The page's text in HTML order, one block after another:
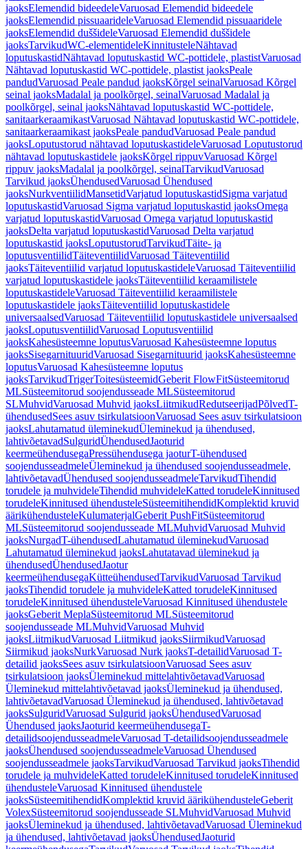
jaoksElemendid bideedeleVaruosad Elemendid bideedele
jaoksElemendid pissuaarideleVaruosad Elemendid pissuaaridele
jaoksElemendid duššideleVaruosad Elemendid duššidele
jaoksTarvikudWC-elementideleKinnitusteleNähtavad
loputuskastidNähtavad loputuskastid WC-pottidele, plastistVaruosad
Nähtavad loputuskastid WC-pottidele, plastist jaoksPeale
pandudVaruosad Peale pandud jaoksKõrgel seinalVaruosad Kõrgel
seinal jaoksMadalal ja poolkõrgel, seinalVaruosad Madalal ja
poolkõrgel, seinal jaoksNähtavad loputuskastid WC-pottidele,
sanitaarkeraamikastVaruosad Nähtavad loputuskastid WC-pottidele,
sanitaarkeraamikast jaoksPeale pandudVaruosad Peale pandud
jaoksLoputustorud nähtavad loputuskastideleVaruosad Loputustorud
nähtavad loputuskastidele jaoksKõrgel rippuvVaruosad Kõrgel
rippuv jaoksMadalal ja poolkõrgel, seinalTarvikudVaruosad
Tarvikud jaoksÜhendusedVaruosad Ühendused
jaoksNurkventiilidMansetidVarjatud loputuskastidSigma varjatud
loputuskastidVaruosad Sigma varjatud loputuskastid jaoksOmega
varjatud loputuskastidVaruosad Omega varjatud loputuskastid
jaoksDelta varjatud loputuskastidVaruosad Delta varjatud
loputuskastid jaoksLoputustorudTarvikudTäite- ja
loputusventiilidTäiteventiilidVaruosad Täiteventiilid
jaoksTäiteventiilid varjatud loputuskastideleVaruosad Täiteventiilid
varjatud loputuskastidele jaoksTäiteventiilid keraamilistele
loputuskastideleVaruosad Täiteventiilid keraamilistele
loputuskastidele jaoksTäiteventiilid loputuskastidele
universaalsedVaruosad Täiteventiilid loputuskastidele universaalsed
jaoksLoputusventiilidVaruosad Loputusventiilid
jaoksKahesüsteemne loputusVaruosad Kahesüsteemne loputus
jaoksSisegarnituuridVaruosad Sisegarnituurid jaoksKahesüsteemne
loputusVaruosad Kahesüsteemne loputus
jaoksTarvikudTrigerToitesüsteemidGeberit FlowFitSüsteemitorud
MLSüsteemitorud soojendusseade MLSüsteemitorud
SLMuhvidVaruosad Muhvid jaoksLiitmikudRedutseerijadPõlvedT-
ühendusedSees asuv tsirkulatsioonVaruosad Sees asuv tsirkulatsioon
jaoksLahutamatud üleminekudÜleminekud ja ühendused,
lahtivõetavadSulguridÜhendusedJaoturid
keermeühendusegaPressühendusega jaoturT-ühendused
soojendusseadmeleÜleminekud ja ühendused soojendusseadmele,
lahtivõetavadÜhendused soojendusseadmeleTarvikudTihendid
torudele ja muhvideleTihendid muhvideleKatted torudeleKinnitused
torudeleKinnitused ühendusteleSüsteemitihendidKomplektid kruvid
äärikühendusteleKulumaterjalGeberit PushFitSüsteemitorud
MLSüsteemitorud soojendusseade MLMuhvidVaruosad Muhvid
jaoksNurgadT-ühendusedLahutamatud üleminekudVaruosad
Lahutamatud üleminekud jaoksLahutatavad üleminekud ja
ühendusedÜhendusedJaotur
keermeühendusegaKütteühendusedTarvikudVaruosad Tarvikud
jaoksTihendid torudele ja muhvideleKatted torudeleKinnitused
torudeleKinnitused ühendusteleVaruosad Kinnitused ühendustele
jaoksGeberit MeplaSüsteemitorud MLSüsteemitorud
soojendusseade MLMuhvidVaruosad Muhvid
jaoksLiitmikudVaruosad Liitmikud jaoksSiirmikudVaruosad
Siirmikud jaoksNurkVaruosad Nurk jaoksT-detailidVaruosad T-
detailid jaoksSees asuv tsirkulatsioonVaruosad Sees asuv
tsirkulatsioon jaoksÜleminekud mittelahtivõetavadVaruosad
Üleminekud mittelahtivõetavad jaoksÜleminekud ja ühendused,
lahtivõetavadVaruosad Üleminekud ja ühendused, lahtivõetavad
jaoksSulguridVaruosad Sulgurid jaoksÜhendusedVaruosad
Ühendused jaoksJaoturid keermeühendusegaT-
detailidsoojendusseadmeleVaruosad T-detailidsoojendusseadmele
jaoksÜhendused soojendusseadmeleVaruosad Ühendused
soojendusseadmele jaoksTarvikudVaruosad Tarvikud jaoksTihendid
torudele ja muhvideleKatted torudeleKinnitused torudeleKinnitused
ühendusteleVaruosad Kinnitused ühendustele
jaoksSüsteemitihendidKomplektid kruvid äärikühendusteleGeberit
VolexSüsteemitorud soojendusseade SLMuhvidVaruosad Muhvid
jaoksÜleminekud ja ühendused, lahtivõetavadVaruosad Üleminekud
ja ühendused, lahtivõetavad jaoksÜhendusedJaoturid